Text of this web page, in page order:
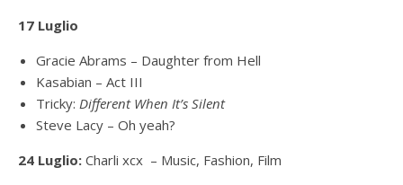
17 Luglio
Gracie Abrams – Daughter from Hell
Kasabian – Act III
Tricky: Different When It’s Silent
Steve Lacy – Oh yeah?
24 Luglio: Charli xcx – Music, Fashion, Film